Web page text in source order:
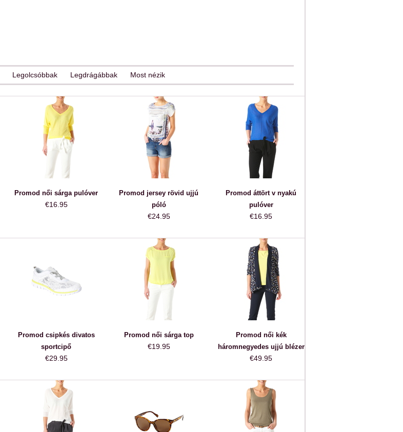
Legolcsóbbak Legdrágábbak Most nézik
Promod női sárga pulóver
€16.95
Promod jersey rövid ujjú
póló
€24.95
Promod áttört v nyakú
pulóver
€16.95
Promod csipkés divatos
sportcipő
€29.95
Promod női sárga top
€19.95
Promod női kék
háromnegyedes ujjú blézer
€49.95